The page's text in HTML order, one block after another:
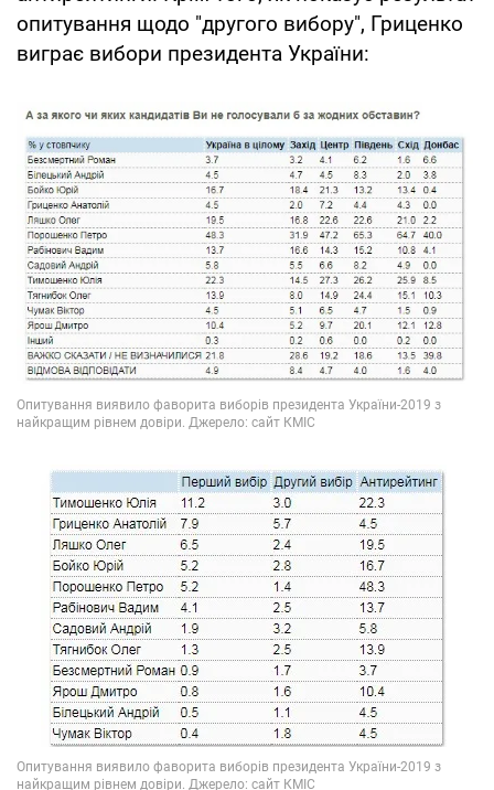
опитування щодо "другого вибору", Гриценко
виграє вибори президента України: